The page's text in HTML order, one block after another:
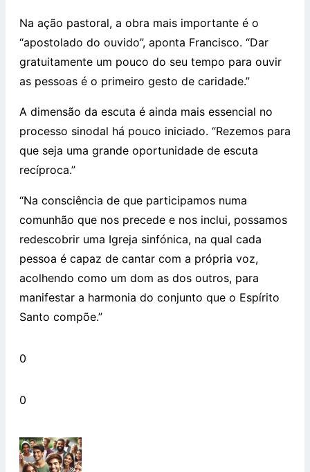
Na ação pastoral, a obra mais importante é o
“apostolado do ouvido”, aponta Francisco. “Dar
gratuitamente um pouco do seu tempo para ouvir
as pessoas é o primeiro gesto de caridade.”
A dimensão da escuta é ainda mais essencial no
processo sinodal há pouco iniciado. “Rezemos para
que seja uma grande oportunidade de escuta
recíproca.”
“Na consciência de que participamos numa
comunhão que nos precede e nos inclui, possamos
redescobrir uma Igreja sinfónica, na qual cada
pessoa é capaz de cantar com a própria voz,
acolhendo como um dom as dos outros, para
manifestar a harmonia do conjunto que o Espírito
Santo compõe.”
0
0